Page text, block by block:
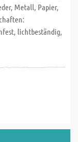
Metall, Papier,
lichtbeständig,